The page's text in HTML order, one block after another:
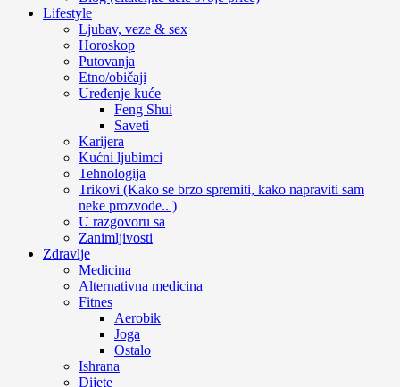
Lifestyle
Ljubav, veze & sex
Horoskop
Putovanja
Etno/običaji
Uređenje kuće
Feng Shui
Saveti
Karijera
Kućni ljubimci
Tehnologija
Trikovi (Kako se brzo spremiti, kako napraviti sam
neke prozvode.. )
U razgovoru sa
Zanimljivosti
Zdravlje
Medicina
Alternativna medicina
Fitnes
Aerobik
Joga
Ostalo
Ishrana
Dijete